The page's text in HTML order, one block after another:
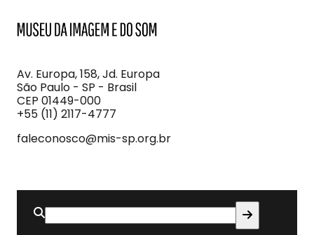
Imagem
e
do
Som
Av. Europa, 158, Jd. Europa
São Paulo - SP - Brasil
CEP 01449-000
+55 (11) 2117-4777
faleconosco@mis-sp.org.br
Buscar
por: